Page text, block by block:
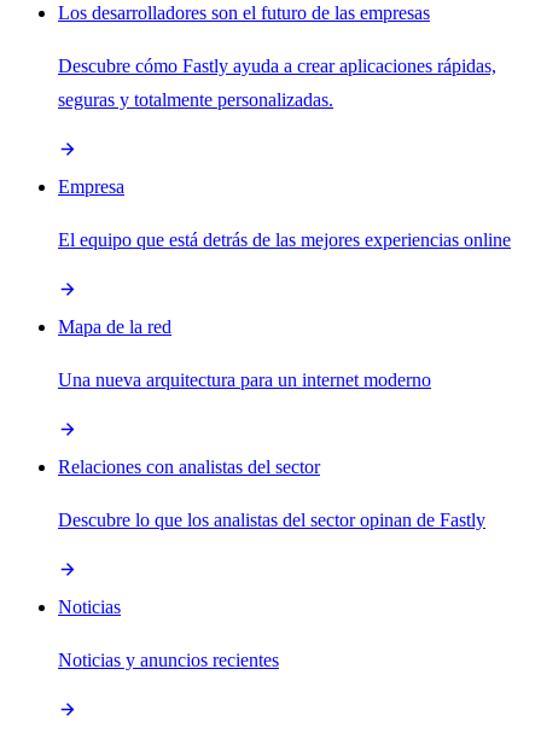
Los desarrolladores son el futuro de las empresas
Descubre cómo Fastly ayuda a crear aplicaciones rápidas,
seguras y totalmente personalizadas.
Empresa
El equipo que está detrás de las mejores experiencias online
Mapa de la red
Una nueva arquitectura para un internet moderno
Relaciones con analistas del sector
Descubre lo que los analistas del sector opinan de Fastly
Noticias
Noticias y anuncios recientes